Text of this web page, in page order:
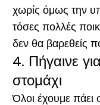
χωρίς όμως την
τόσες πολλές
δεν θα βαρεθείς
4. Πήγαινε
στομάχι
Όλοι έχουμε